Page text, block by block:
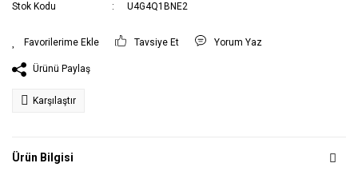
Stok Kodu
U4G4Q1BNE2
Tavsiye Et Yorum Yaz
Ürünü Paylaş
Karşılaştır
Ürün Bilgisi